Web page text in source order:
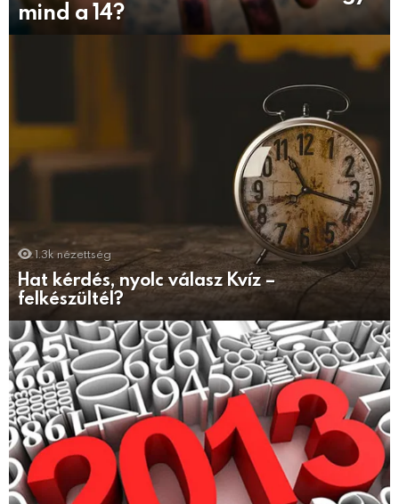
mind a 14?
1.3k nézettség
Hat kérdés, nyolc válasz Kvíz –
felkészültél?